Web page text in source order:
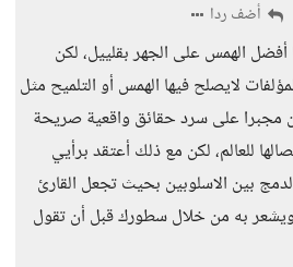
أضف ردا
الهمس على الجهر بقلييل، لكن
لايصلح فيها الهمس أو التلميح مثل
مجبرا على سرد حقائق واقعية صريحة
للعالم، لكن مع ذلك أعتقد برأيي
بين الاسلوبين بحيث تجعل القارئ
به من خلال سطورك قبل أن تقول